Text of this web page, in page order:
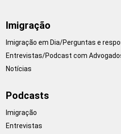
Imigração
Imigração em Dia/Perguntas e
Entrevistas/Podcast com
Notícias
Podcasts
Imigração
Entrevistas